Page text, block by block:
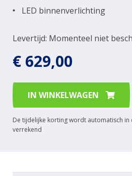
Levertijd: Momenteel niet
LED binnenverlichting
€ 629,00
IN WINKELWAGEN
De tijdelijke korting wordt automatisch in
verrekend